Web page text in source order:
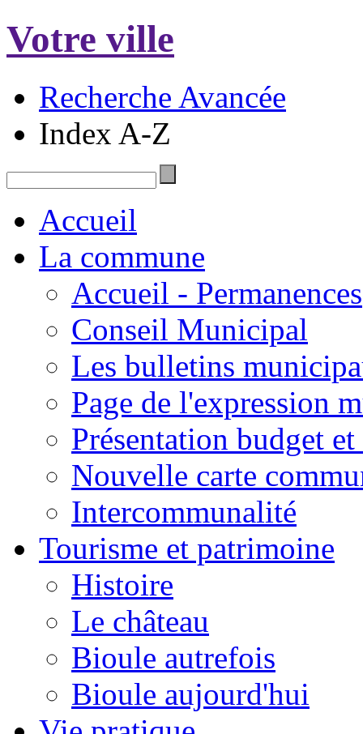
Votre ville
Recherche Avancée
Index A-Z
Accueil
La commune
Accueil - Permanences
Conseil Municipal
Les bulletins
Page de l'expression
Présentation budget
Nouvelle carte
Intercommunalité
Tourisme et patrimoine
Histoire
Le château
Bioule autrefois
Bioule aujourd'hui